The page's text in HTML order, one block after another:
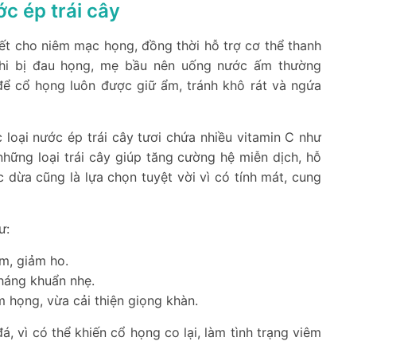
ép trái cây
cho niêm mạc họng, đồng thời hỗ trợ cơ thể thanh
bị đau họng, mẹ bầu nên uống nước ấm thường
cổ họng luôn được giữ ẩm, tránh khô rát và ngứa
nước ép trái cây tươi chứa nhiều vitamin C như
loại trái cây giúp tăng cường hệ miễn dịch, hỗ
dừa cũng là lựa chọn tuyệt vời vì có tính mát, cung
giảm ho.
khuẩn nhẹ.
họng, vừa cải thiện giọng khàn.
vì có thể khiến cổ họng co lại, làm tình trạng viêm